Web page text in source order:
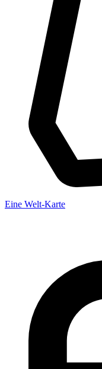
Eine Welt-Karte